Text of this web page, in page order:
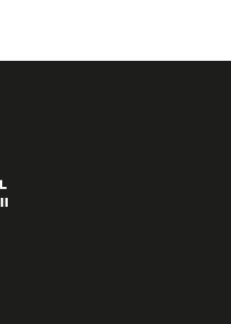
ONLINE.
TEATRO ONLINE.